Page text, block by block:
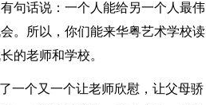
句话说：一个人能给另一个人最伟
。所以，你们能来华粤艺术学校读
的老师和学校。
一个又一个让老师欣慰，让父母骄